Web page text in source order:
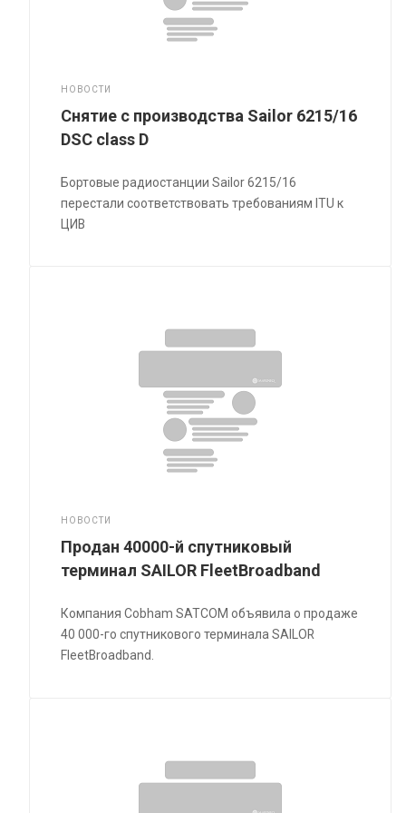
НОВОСТИ
Снятие с производства Sailor 6215/16
DSC class D
Бортовые радиостанции Sailor 6215/16
перестали соответствовать требованиям ITU к
ЦИВ
НОВОСТИ
Продан 40000-й спутниковый
терминал SAILOR FleetBroadband
Компания Cobham SATCOM объявила о продаже
40 000-го спутникового терминала SAILOR
FleetBroadband.